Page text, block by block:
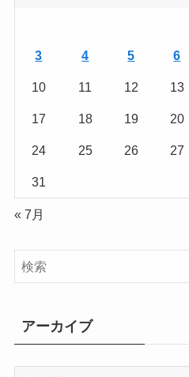
3 4 5 6
10 11 12 13
17 18 19 20
24 25 26 27
31
« 7月
アーカイブ